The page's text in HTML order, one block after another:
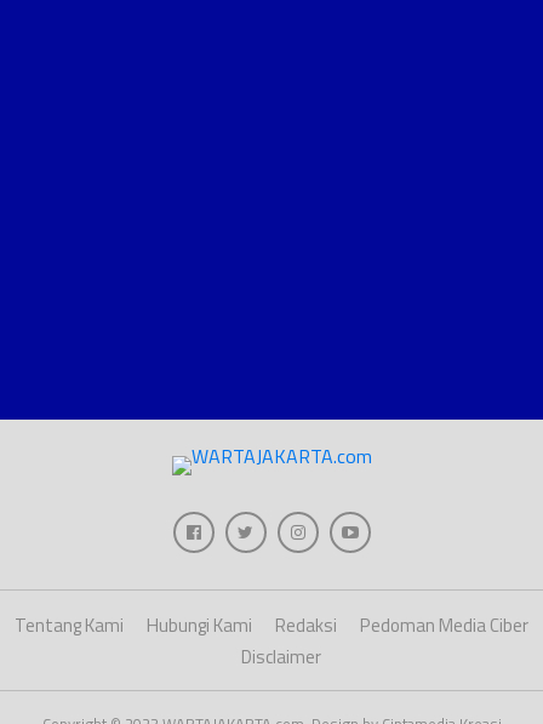
Tentang Kami Hubungi Kami Redaksi
Pedoman Media Ciber
Disclaimer